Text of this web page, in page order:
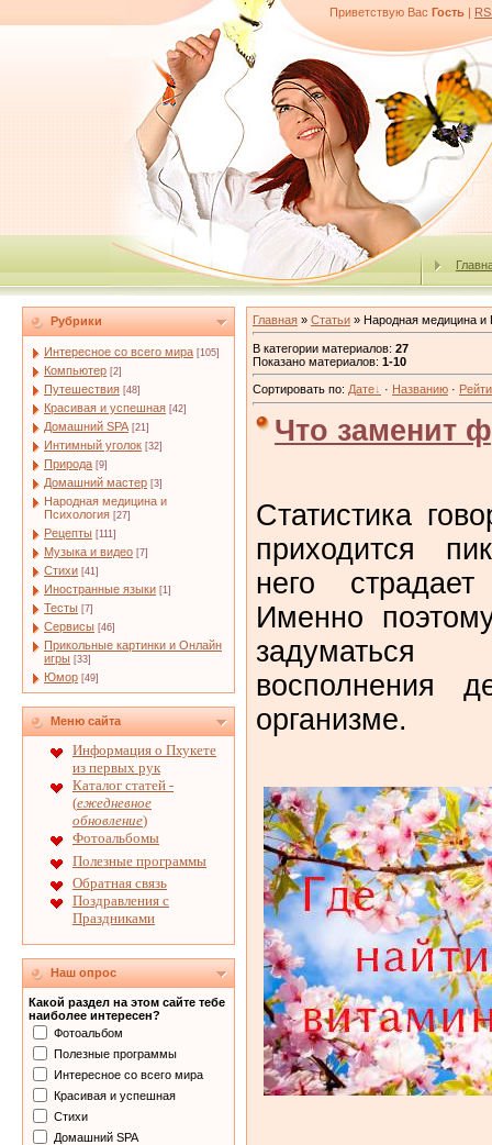
Приветствую Вас Гость |
Рубрики
Интересное со всего мира [105]
Компьютер [2]
Путешествия [48]
Красивая и успешная [42]
Домашний SPA [21]
Интимный уголок [32]
Природа [9]
Домашний мастер [3]
Народная медицина и
Психология [27]
Рецепты [111]
Музыка и видео [7]
Стихи [41]
Иностранные языки [1]
Тесты [7]
Сервисы [46]
Прикольные картинки и Онлайн
игры [33]
Юмор [49]
Меню сайта
Информация о Пхукете
из первых рук
Каталог статей -
(ежедневное
обновление)
Фотоальбомы
Полезные программы
Обратная связь
Поздравления с
Праздниками
Наш опрос
Какой раздел на этом сайте тебе
наиболее интересен?
Фотоальбом
Полезные программы
Интересное со всего мира
Красивая и успешная
Стихи
Домашний SPA
Главная » Статьи » Народная медицина и
В категории материалов: 27
Показано материалов: 1-10
Сортировать по: Дате · Названию ·
Что заменит
Статистика
приходится
него
Именно
восполнения
организме.